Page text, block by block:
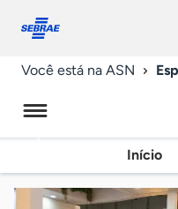
conosco
Você está na ASN
Início